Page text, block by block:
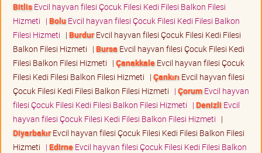
BitlisEvcil hayvan filesi Çocuk Filesi Kedi Filesi Balkon Filesi
Hizmeti | BoluEvcil hayvan filesi Çocuk Filesi Kedi Filesi Balkon
Filesi Hizmeti | BurdurEvcil hayvan filesi Çocuk Filesi Kedi Filesi
Balkon Filesi Hizmeti | Bursa Evcil hayvan filesi Çocuk Filesi Kedi
Filesi Balkon Filesi Hizmeti | ÇanakkaleEvcil hayvan filesi Çocuk
Filesi Kedi Filesi Balkon Filesi Hizmeti | Çankırı Evcil hayvan filesi
Çocuk Filesi Kedi Filesi Balkon Filesi Hizmeti | ÇorumEvcil hayvan
filesi Çocuk Filesi Kedi Filesi Balkon Filesi Hizmeti | Denizli Evcil
hayvan filesi Çocuk Filesi Kedi Filesi Balkon Filesi Hizmeti |
DiyarbakırEvcil hayvan filesi Çocuk Filesi Kedi Filesi Balkon Filesi
Hizmeti | EdirneEvcil hayvan filesi Çocuk Filesi Kedi Filesi Balkon